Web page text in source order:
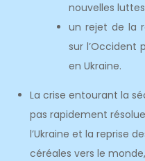
nouvelles
un rejet de la
sur l’Occident
en Ukraine.
La crise entourant la
pas rapidement
l’Ukraine et la reprise
céréales vers le